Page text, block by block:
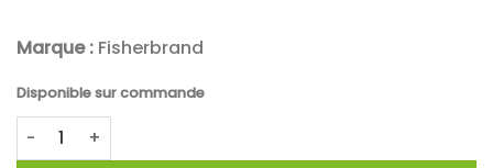
Marque : Fisherbrand
Disponible sur commande
quantité de Micropipette Fisherbrand Elite 12 canaux